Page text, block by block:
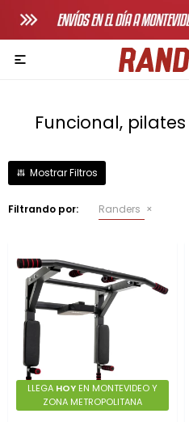

Funcional,
Filtrando por: Randers
LLEGA HOY EN MONTEVIDEO Y
ZONA METROPOLITANA
Adultos
Bicicletas horizonales
Bicicletas tradicionales
Bancos de pecho
Máquinas de remo
Multigimnasios